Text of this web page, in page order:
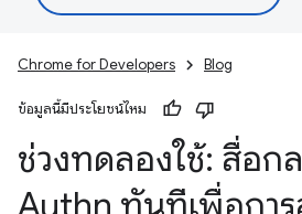
Chrome for Developers Blog
ข้อมูลนี้มีประโยชน์ไหม
ช่วงทดลองใช้: สื่อก
Authn ทันทีเพื่อการ